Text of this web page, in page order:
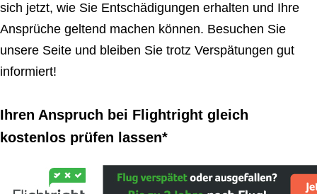
sich jetzt, wie Sie Entschädigungen erhalten und Ihre
Ansprüche geltend machen können. Besuchen Sie
unsere Seite und bleiben Sie trotz Verspätungen gut
informiert!
Ihren Anspruch bei Flightright gleich
kostenlos prüfen lassen*